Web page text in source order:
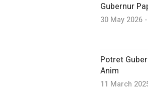
Gubernur
30 May 2026
Potret
Anim
11 March